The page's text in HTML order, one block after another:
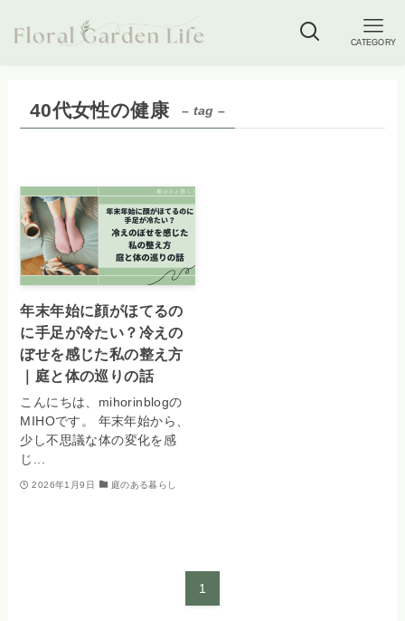
CATEGORY
40代女性の健康 – tag –
年末年始に顔がほてるの
に手足が冷たい？冷えの
ぼせを感じた私の整え方
｜庭と体の巡りの話
こんにちは、mihorinblogの
MIHOです。 年末年始から、
少し不思議な体の変化を感
じ...
2026年1月9日 庭のある暮らし
1